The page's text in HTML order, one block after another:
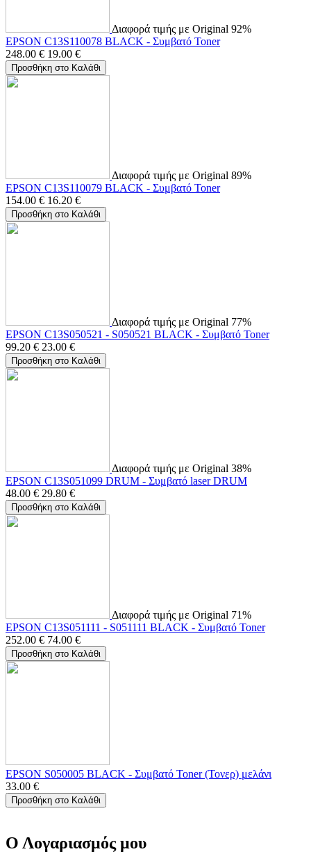
Διαφορά τιμής με Original 92%
EPSON C13S110078 BLACK - Συμβατό Toner
248.00 € 19.00 €
Προσθήκη στο Καλάθι
Διαφορά τιμής με Original 89%
EPSON C13S110079 BLACK - Συμβατό Toner
154.00 € 16.20 €
Προσθήκη στο Καλάθι
Διαφορά τιμής με Original 77%
EPSON C13S050521 - S050521 BLACK - Συμβατό Toner
99.20 € 23.00 €
Προσθήκη στο Καλάθι
Διαφορά τιμής με Original 38%
EPSON C13S051099 DRUM - Συμβατό laser DRUM
48.00 € 29.80 €
Προσθήκη στο Καλάθι
Διαφορά τιμής με Original 71%
EPSON C13S051111 - S051111 BLACK - Συμβατό Toner
252.00 € 74.00 €
Προσθήκη στο Καλάθι
EPSON S050005 BLACK - Συμβατό Toner (Τονερ) μελάνι
33.00 €
Προσθήκη στο Καλάθι
Ο Λογαριασμός μου